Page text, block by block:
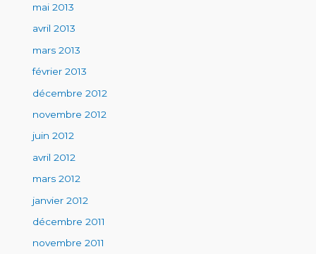
mai 2013
avril 2013
mars 2013
février 2013
décembre 2012
novembre 2012
juin 2012
avril 2012
mars 2012
janvier 2012
décembre 2011
novembre 2011